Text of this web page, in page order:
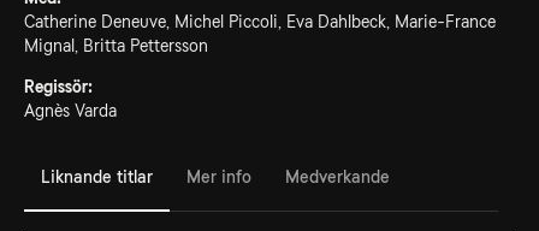
Catherine Deneuve, Michel Piccoli, Eva Dahlbeck, Marie-France
Mignal, Britta Pettersson
Regissör:
Agnès Varda
Liknande titlar Mer info Medverkande